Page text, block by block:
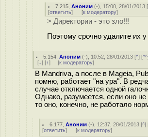
7.215 ,Аноним (-), 15:00, 28/01/2013 [
[ответить] [к модератору]
> Директории - это зло!!!
Поэтому срочно удалите их
5.154 ,Аноним (-), 10:52, 28/01/2013 [^] [^^
[↓] [↑] [к модератору]
В Mandriva, а после в Mageia,
помню, работает "на ура". В
случае отключается одной
Однако, разумеется, если оно
то оно, конечно, не работало
6.177 ,Аноним (-), 12:37, 28/01/2013 [^]
[ответить] [к модератору]